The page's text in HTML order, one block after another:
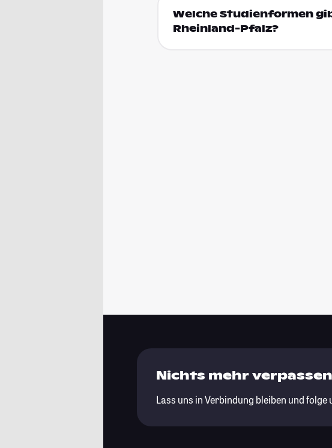
Welche Studienformen
Rheinland-Pfalz?
Nichts mehr
Lass uns in Verbindung bleiben und